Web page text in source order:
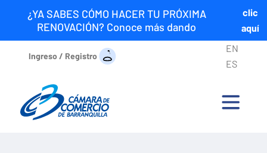
¿YA SABES CÓMO HACER TU PRÓXIMA
RENOVACIÓN? Conoce más dando
clic
aquí
Ingreso / Registro
EN
ES